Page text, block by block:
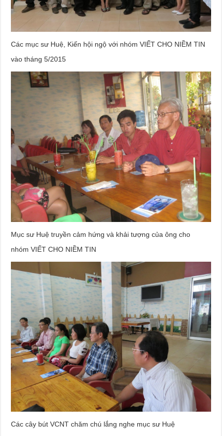
Các mục sư Huệ, Kiến hội ngộ với nhóm VIẾT CHO NIỀM TIN
vào tháng 5/2015
Mục sư Huệ truyền cảm hứng và khải tượng của ông cho
nhóm VIẾT CHO NIỀM TIN
Các cây bút VCNT chăm chú lắng nghe mục sư Huệ